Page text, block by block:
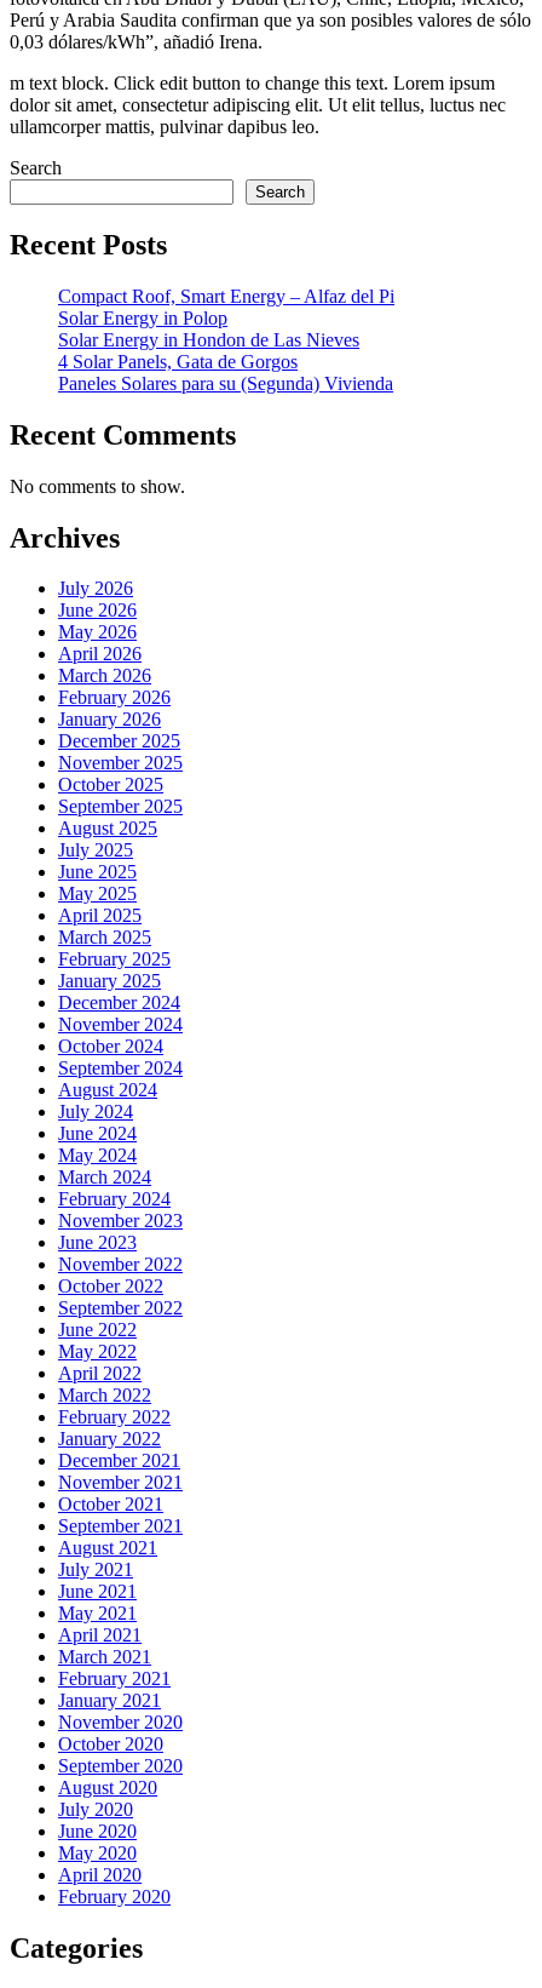
Perú y Arabia Saudita confirman que ya son posibles valores de sólo
0,03 dólares/kWh”, añadió Irena.
m text block. Click edit button to change this text. Lorem ipsum
dolor sit amet, consectetur adipiscing elit. Ut elit tellus, luctus nec
ullamcorper mattis, pulvinar dapibus leo.
Search
Search
Recent Posts
Compact Roof, Smart Energy – Alfaz del Pi
Solar Energy in Polop
Solar Energy in Hondon de Las Nieves
4 Solar Panels, Gata de Gorgos
Paneles Solares para su (Segunda) Vivienda
Recent Comments
No comments to show.
Archives
July 2026
June 2026
May 2026
April 2026
March 2026
February 2026
January 2026
December 2025
November 2025
October 2025
September 2025
August 2025
July 2025
June 2025
May 2025
April 2025
March 2025
February 2025
January 2025
December 2024
November 2024
October 2024
September 2024
August 2024
July 2024
June 2024
May 2024
March 2024
February 2024
November 2023
June 2023
November 2022
October 2022
September 2022
June 2022
May 2022
April 2022
March 2022
February 2022
January 2022
December 2021
November 2021
October 2021
September 2021
August 2021
July 2021
June 2021
May 2021
April 2021
March 2021
February 2021
January 2021
November 2020
October 2020
September 2020
August 2020
July 2020
June 2020
May 2020
April 2020
February 2020
Categories